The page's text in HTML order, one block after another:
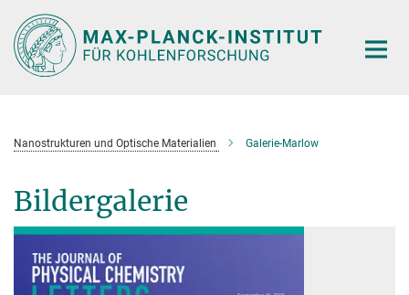
Hauptinhalt
Nanostrukturen und Optische Materialien Galerie-Marlow
Bildergalerie